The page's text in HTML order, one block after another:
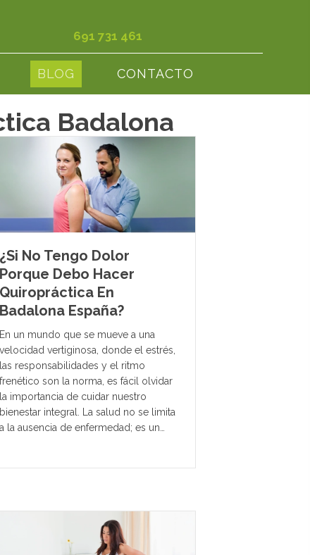
691 731 461
BLOG CONTACTO
Badalona
¿Si No Tengo Dolor
Porque Debo Hacer
Quiropráctica En
Badalona España?
En un mundo que se mueve a una
velocidad vertiginosa, donde el estrés,
las responsabilidades y el ritmo
frenético son la norma, es fácil olvidar
la importancia de cuidar nuestro
bienestar integral. La salud no se limita
a la ausencia de enfermedad; es un…